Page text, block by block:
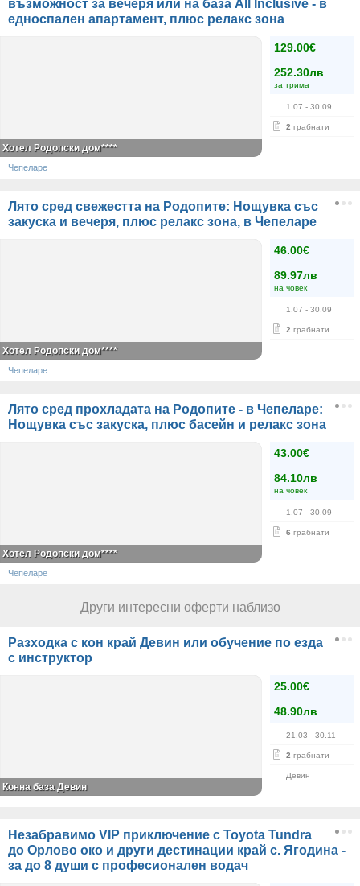
възможност за вечеря или на база All Inclusive - в
едноспален апартамент, плюс релакс зона
129.00€
252.30лв
за трима
1.07 - 30.09
2 грабнати
Хотел Родопски дом****
Чепеларе
Лято сред свежестта на Родопите: Нощувка със
закуска и вечеря, плюс релакс зона, в Чепеларе
46.00€
89.97лв
на човек
1.07 - 30.09
2 грабнати
Хотел Родопски дом****
Чепеларе
Лято сред прохладата на Родопите - в Чепеларе:
Нощувка със закуска, плюс басейн и релакс зона
43.00€
84.10лв
на човек
1.07 - 30.09
6 грабнати
Хотел Родопски дом****
Чепеларе
Други интересни оферти наблизо
Разходка с кон край Девин или обучение по езда
с инструктор
25.00€
48.90лв
21.03 - 30.11
2 грабнати
Девин
Конна база Девин
Незабравимо VIP приключение с Toyota Tundra
до Орлово око и други дестинации край с. Ягодина -
за до 8 души с професионален водач